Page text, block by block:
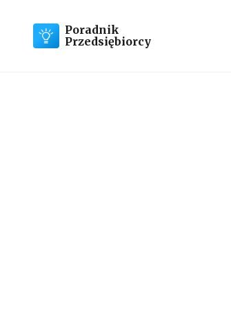
Poradnik
Przedsiębiorcy